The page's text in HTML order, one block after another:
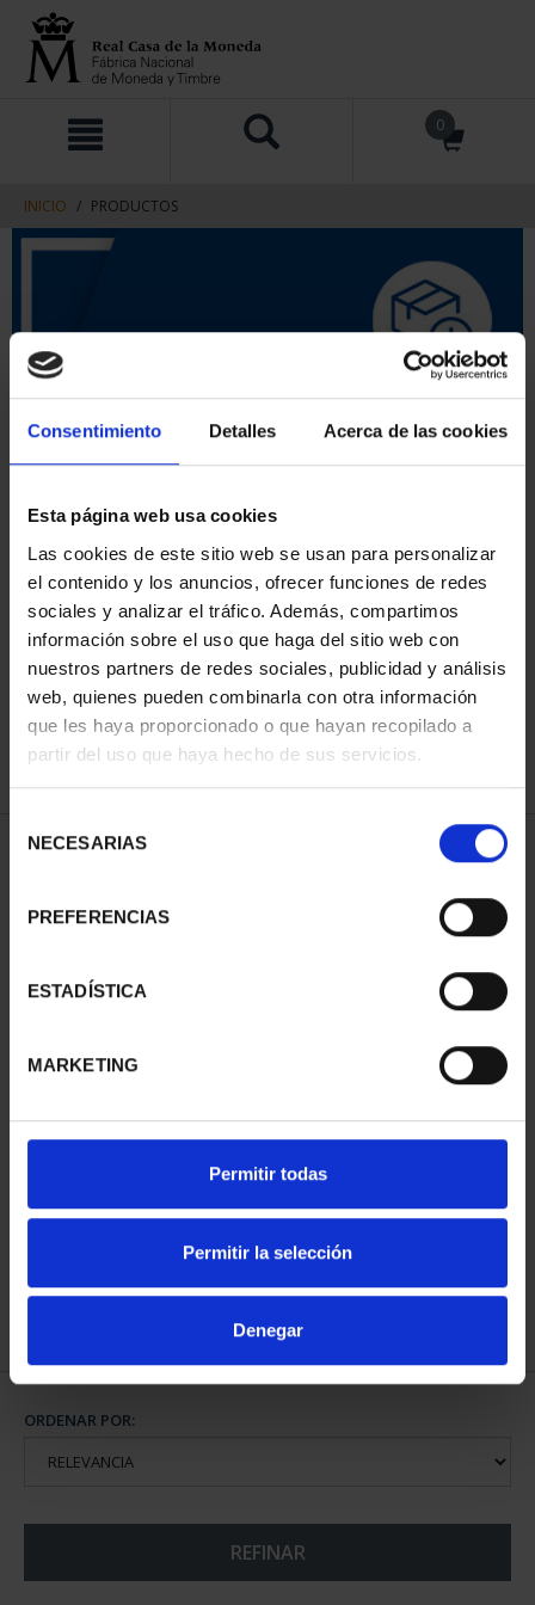
Consentimiento Detalles Acerca de las cookies
Esta página web usa cookies
Las cookies de este sitio web se usan para personalizar
el contenido y los anuncios, ofrecer funciones de redes
sociales y analizar el tráfico. Además, compartimos
información sobre el uso que haga del sitio web con
nuestros partners de redes sociales, publicidad y análisis
web, quienes pueden combinarla con otra información
que les haya proporcionado o que hayan recopilado a
partir del uso que haya hecho de sus servicios.
NECESARIAS
PREFERENCIAS
ESTADÍSTICA
MARKETING
Permitir todas
Permitir la selección
Denegar
contenido
navegacin
0
INICIO PRODUCTOS
ORDENAR POR:
REFINAR
1 Productos encontrados
CIUDADES PATRIMONIO
73,00 €
ORDENAR POR:
REFINAR